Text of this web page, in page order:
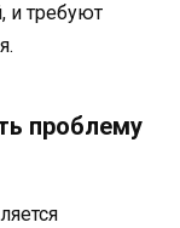
и требуют
проблему